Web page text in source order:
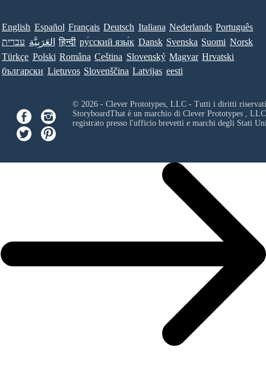
English Español Français Deutsch Italiana Nederlands Português
עברית العَرَبِيَّة हिन्दी ру́сский язы́к Dansk Svenska Suomi Norsk
Türkçe Polski Româna Ceština Slovenský Magyar Hrvatski
български Lietuvos Slovenščina Latvijas eesti
© 2026 - Clever Prototypes, LLC - Tutti i diritti
StoryboardThat è un marchio di Clever Prototypes , LLC
registrato presso l'ufficio brevetti e marchi degli Stati